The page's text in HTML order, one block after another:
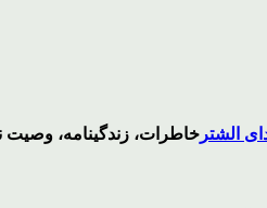
الشتر خاطرات، زندگینامه، وصیت